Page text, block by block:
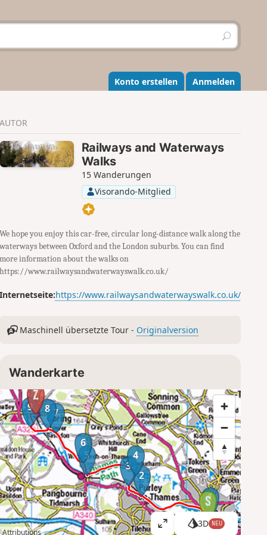
S
u
h
e
n
Konto erstellen Anmelden
AUTOR
Railways and Waterways
Walks
15 Wanderungen
Visorando-Mitglied
We hope you enjoy this car-free, circular long-distance walk along the
waterways between Oxford and the London suburbs. You can find
more information about the walks on
https://www.railwaysandwaterwayswalk.co.uk/
Internetseite:https://www.railwaysandwaterwayswalk.co.uk/
Maschinell übersetzte Tour - Originalversion
Wanderkarte
1
2
3
4
5
6
7
8
9
Attributions
K
3D NEU